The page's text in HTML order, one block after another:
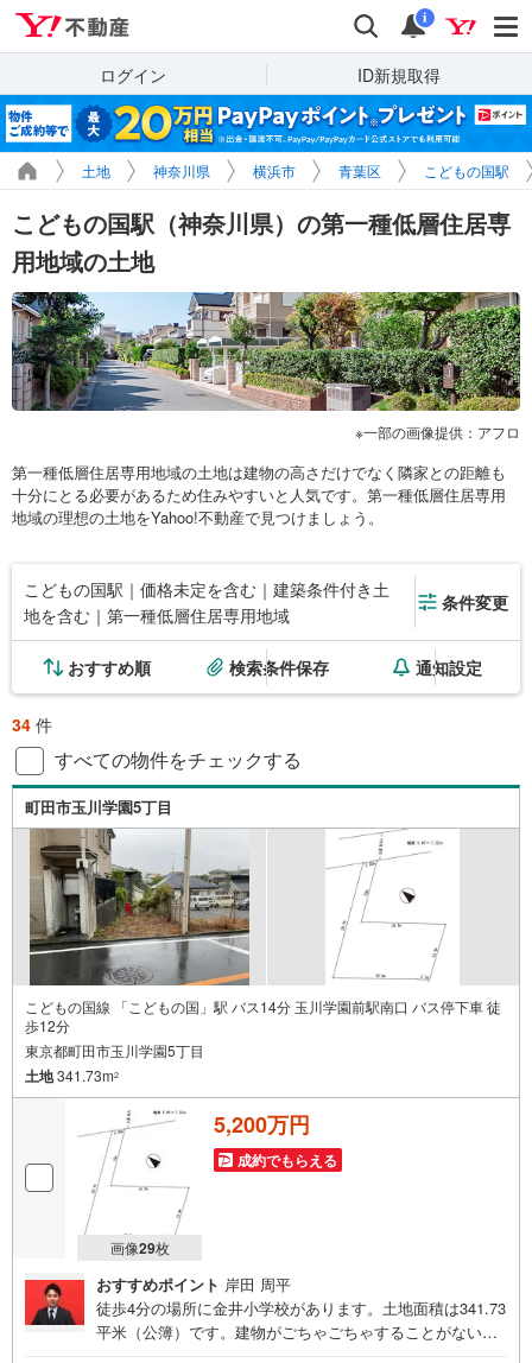
検索 通知
i
ログイン ID新規取得
土地 神奈川県 横浜市 青葉区 こどもの国駅
こどもの国駅（神奈川県）の第一種低層住居専
用地域の土地
一部の画像提供：アフロ
第一種低層住居専用地域の土地は建物の高さだけでなく隣家との距離も
十分にとる必要があるため住みやすいと人気です。第一種低層住居専用
地域の理想の土地をYahoo!不動産で見つけましょう。
こどもの国駅｜価格未定を含む｜建築条件付き土
地を含む｜第一種低層住居専用地域
条件変更
おすすめ順 検索条件保存 通知設定
34 件
すべての物件をチェックする
町田市玉川学園5丁目
こどもの国線 「こどもの国」駅 バス14分 玉川学園前駅南口 バス停下車 徒
歩12分
東京都町田市玉川学園5丁目
土地341.73m2
画像29枚
5,200万円
成約でもらえる
おすすめポイント 岸田 周平
徒歩4分の場所に金井小学校があります。土地面積は341.73
平米（公簿）です。建物がごちゃごちゃすることがない第